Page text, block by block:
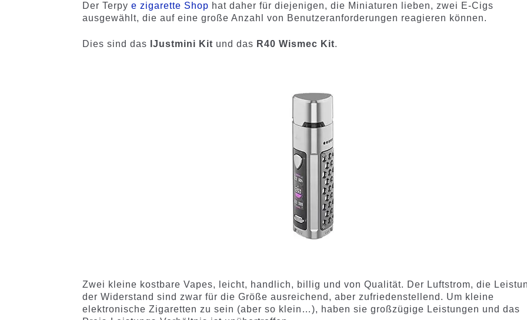
Der Terpye zigarette Shop hat daher für diejenigen, die Miniaturen lieben, zwei E-Cigs
ausgewählt, die auf eine große Anzahl von Benutzeranforderungen reagieren können.
Dies sind das IJustmini Kit und das R40 Wismec Kit.
Zwei kleine kostbare Vapes, leicht, handlich, billig und von Qualität. Der Luftstrom, die
der Widerstand sind zwar für die Größe ausreichend, aber zufriedenstellend. Um kleine
elektronische Zigaretten zu sein (aber so klein…), haben sie großzügige Leistungen und das